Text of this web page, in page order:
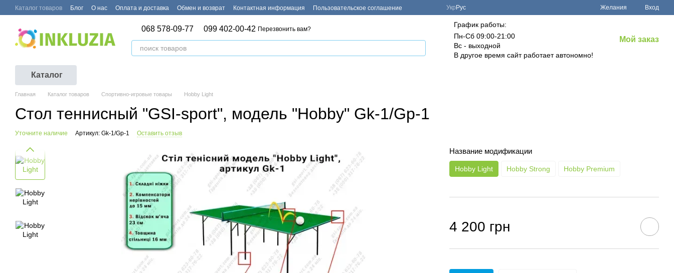
Перейти к основному контенту
Каталог товаров Блог О нас Оплата и доставка Обмен и возврат Контактная информация Пользовательское соглашение Укр Рус Желания Вход
068 578-09-77 099 402-00-42 Перезвонить вам?
График работы:
Пн-Сб 09:00-21:00
Вс - выходной
В другое время сайт работает автономно!
Мой заказ
Каталог
Главная Каталог товаров Спортивно-игровые товары Hobby Light
Стол теннисный "GSI-sport", модель "Hobby" Gk-1/Gp-1
Уточните наличие Артикул: Gk-1/Gp-1 Оставить отзыв
Название модификации
Hobby Light Hobby Strong Hobby Premium
4 200 грн